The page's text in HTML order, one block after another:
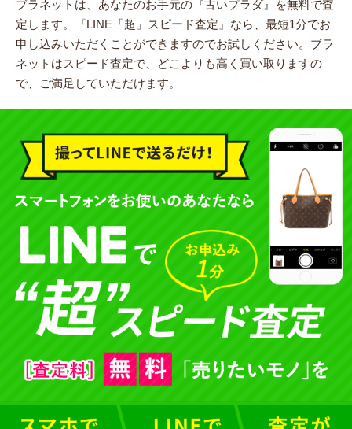
ブラネットは、あなたのお手元の『古いプラダ』を無料で査
定します。
『LINE「超」スピード査定』なら、最短1分でお
申し込みいただくことができますのでお試しください。 ブラ
ネットはスピード査定で、どこよりも高く買い取りますの
で、ご満足していただけます。